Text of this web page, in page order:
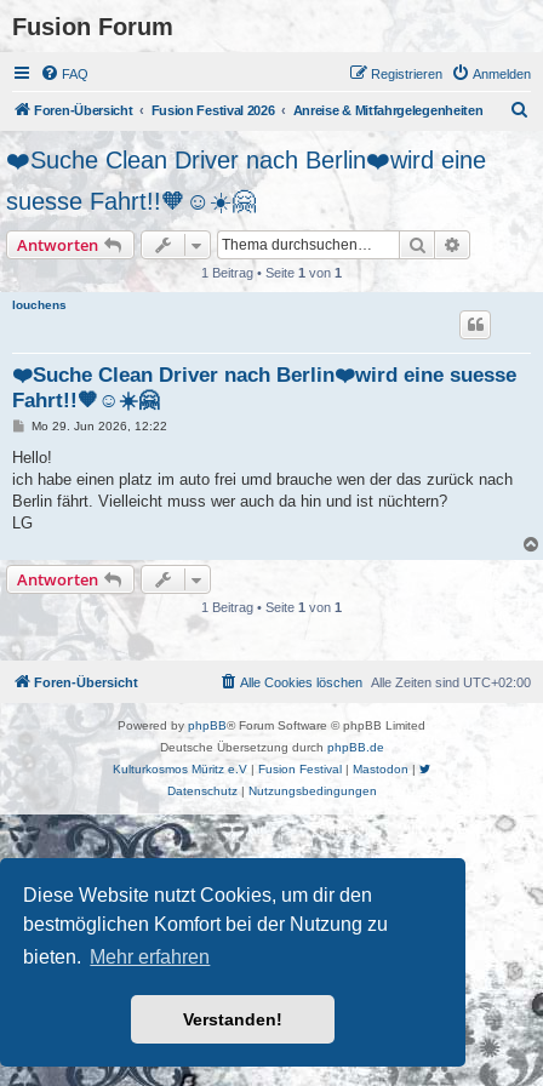
Diese Website nutzt Cookies, um dir den
bestmöglichen Komfort bei der Nutzung zu
bieten. Mehr erfahren
Verstanden!
Fusion Forum
FAQ Anmelden
Registrieren
Foren-Übersicht Fusion Festival 2026 Anreise & Mitfahrgelegenheiten
❤️Suche Clean Driver nach Berlin❤️wird eine
suesse Fahrt!!🧡☺️☀️🤗
Antworten Suche
1 Beitrag • Seite 1 von 1
louchens
❤️Suche Clean Driver nach Berlin❤️wird eine suesse
Fahrt!!🧡☺️☀️🤗
B
i
r
a
Mo 29. Jun 2026, 12:22
Hello!
ich habe einen platz im auto frei umd brauche wen der das zurück nach
Berlin fährt. Vielleicht muss wer auch da hin und ist nüchtern?
LG
Antworten
1 Beitrag • Seite 1 von 1
Foren-Übersicht Alle Zeiten sind UTC+02:00
Alle Cookies löschen
Powered by phpBB® Forum Software © phpBB Limited
Deutsche Übersetzung durch phpBB.de
Kulturkosmos Müritz e.V | Fusion Festival | Mastodon |
Datenschutz| Nutzungsbedingungen